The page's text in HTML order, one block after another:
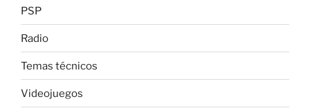
PSP
Radio
Temas técnicos
Videojuegos